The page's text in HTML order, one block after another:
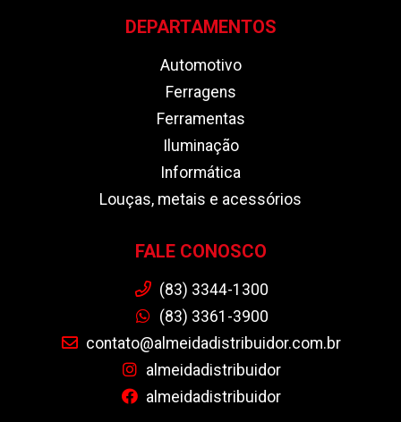
DEPARTAMENTOS
Automotivo
Ferragens
Ferramentas
Iluminação
Informática
Louças, metais e acessórios
FALE CONOSCO
(83) 3344-1300
(83) 3361-3900
contato@almeidadistribuidor.com.br
almeidadistribuidor
almeidadistribuidor